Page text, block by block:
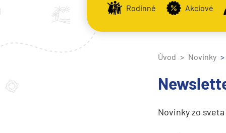
Stredomorie
Východné
Rodinné Akciové
Úvod Novinky
Novinky zo